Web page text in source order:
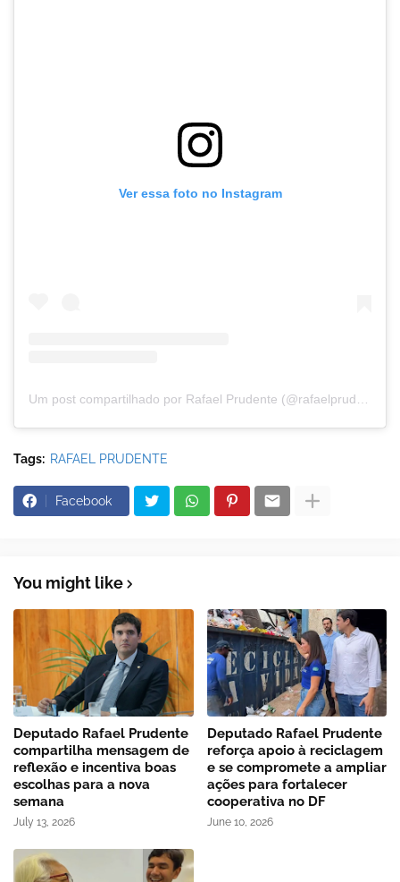
Ver essa foto no Instagram
Um post compartilhado por Rafael Prudente (@rafaelprudentedep)
Tags: RAFAEL PRUDENTE
Facebook
You might like
Deputado Rafael Prudente
compartilha mensagem de
reflexão e incentiva boas
escolhas para a nova
semana
July 13, 2026
Deputado Rafael Prudente
reforça apoio à reciclagem
e se compromete a ampliar
ações para fortalecer
cooperativa no DF
June 10, 2026